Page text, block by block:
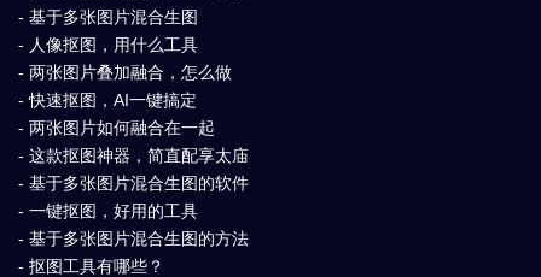
- 基于多张图片混合生图
- 人像抠图，用什么工具
- 两张图片叠加融合，怎么做
- 快速抠图，AI一键搞定
- 两张图片如何融合在一起
- 这款抠图神器，简直配享太庙
- 基于多张图片混合生图的软件
- 一键抠图，好用的工具
- 基于多张图片混合生图的方法
- 抠图工具有哪些？